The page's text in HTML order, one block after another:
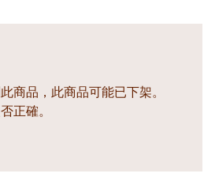
商品，此商品可能已下架。
正確。